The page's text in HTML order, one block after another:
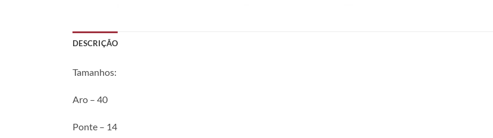
DESCRIÇÃO
Tamanhos:
Aro – 40
Ponte – 14